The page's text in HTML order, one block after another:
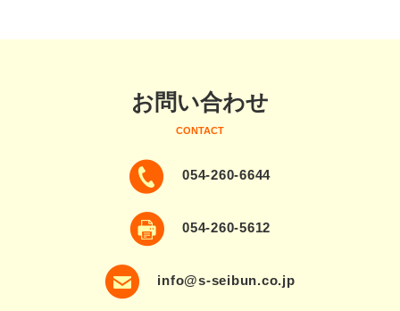
お問い合わせ
CONTACT
054-260-6644
054-260-5612
info@s-seibun.co.jp